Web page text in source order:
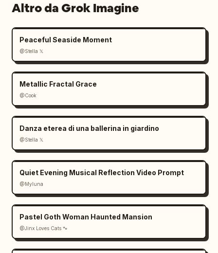
Altro da Grok Imagine
Peaceful Seaside Moment
@Stella 𝕏
Metallic Fractal Grace
@Cook
Danza eterea di una ballerina in giardino
@Stella 𝕏
Quiet Evening Musical Reflection Video Prompt
@Myluna
Pastel Goth Woman Haunted Mansion
@Jinx Loves Cats 🐾